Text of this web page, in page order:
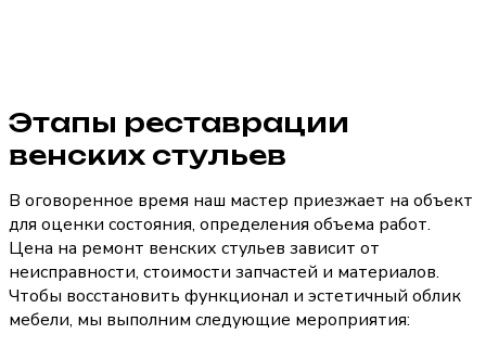
Этапы реставрации
венских стульев
В оговоренное время наш мастер приезжает на объект
для оценки состояния, определения объема работ.
Цена на ремонт венских стульев зависит от
неисправности, стоимости запчастей и материалов.
Чтобы восстановить функционал и эстетичный облик
мебели, мы выполним следующие мероприятия: